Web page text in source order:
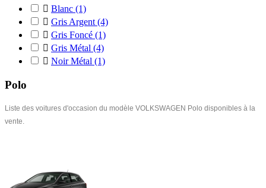
 Blanc (1)
 Gris Argent (4)
 Gris Foncé (1)
 Gris Métal (4)
 Noir Métal (1)
Polo
Liste des voitures d'occasion du modèle VOLKSWAGEN Polo disponibles à la
vente.